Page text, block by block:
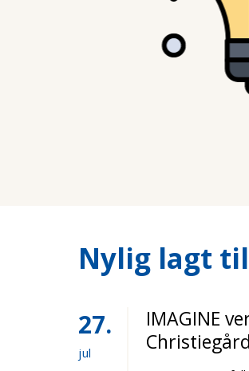
Nylig lagt til
27
jul
IMAGINE